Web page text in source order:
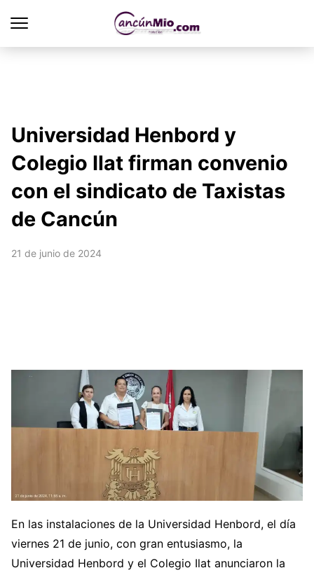
Universidad Henbord y
Colegio Ilat firman convenio
con el sindicato de Taxistas
de Cancún
21 de junio de 2024
En las instalaciones de la Universidad Henbord, el día
viernes 21 de junio, con gran entusiasmo, la
Universidad Henbord y el Colegio Ilat anunciaron la